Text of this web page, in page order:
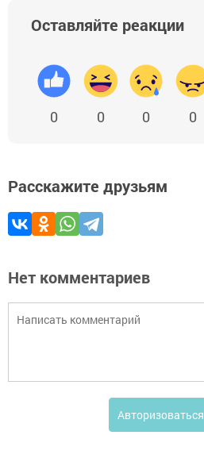
Оставляйте реакции
0 0 0 0
Расскажите друзьям
Нет комментариев
Авторизоваться